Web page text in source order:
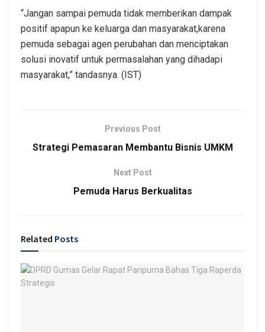
“Jangan sampai pemuda tidak memberikan dampak
positif apapun ke keluarga dan masyarakat,karena
pemuda sebagai agen perubahan dan menciptakan
solusi inovatif untuk permasalahan yang dihadapi
masyarakat,” tandasnya. (IST)
Previous Post
Strategi Pemasaran Membantu Bisnis UMKM
Next Post
Pemuda Harus Berkualitas
Related Posts